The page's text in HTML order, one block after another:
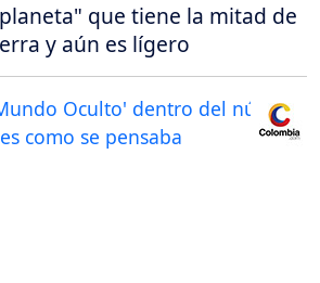
que tiene la mitad de
y aún es lígero